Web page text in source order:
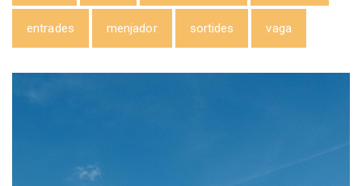
entrades menjador sortides vaga